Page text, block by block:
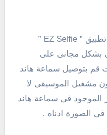
فى البداية قم بتحميل وتثبيت تطبيق ” EZ Selfie ”
بشكل مجانى على
قم بتوصيل سماعة هاند
مشغيل الموسيقى لا
الموجود فى سماعة هاند
الصورة ادناه .